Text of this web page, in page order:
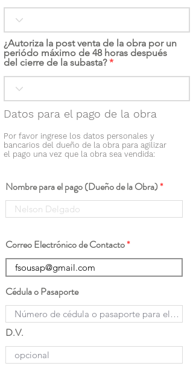
¿Autoriza la post venta de la obra por un
periódo máximo de 48 horas después
del cierre de la subasta?
Datos para el pago de la obra
Por favor ingrese los datos personales y
bancarios del dueño de la obra para agilizar
el pago una vez que la obra sea vendida:
Nombre para el pago (Dueño de la Obra)
Correo Electrónico de Contacto
Cédula o Pasaporte
D.V.